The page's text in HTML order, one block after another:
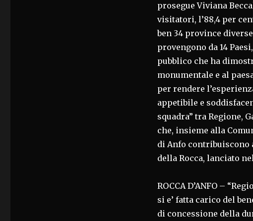
prosegue Viviana
visitatori, l’88,4 per
ben 34 province
provengono da 14
pubblico che ha
monumentale e al
per rendere
appetibile e
squadra” tra Regione,
che, insieme alla
di Anfo contribuiscono
della Rocca, lanciato nel
ROCCA D’ANFO –
si e’ fatta carico del
di concessione della